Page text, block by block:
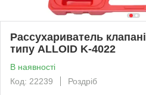
Рассухариватель
типу ALLOID K-4022
В наявності
Код: 22239
Роздріб